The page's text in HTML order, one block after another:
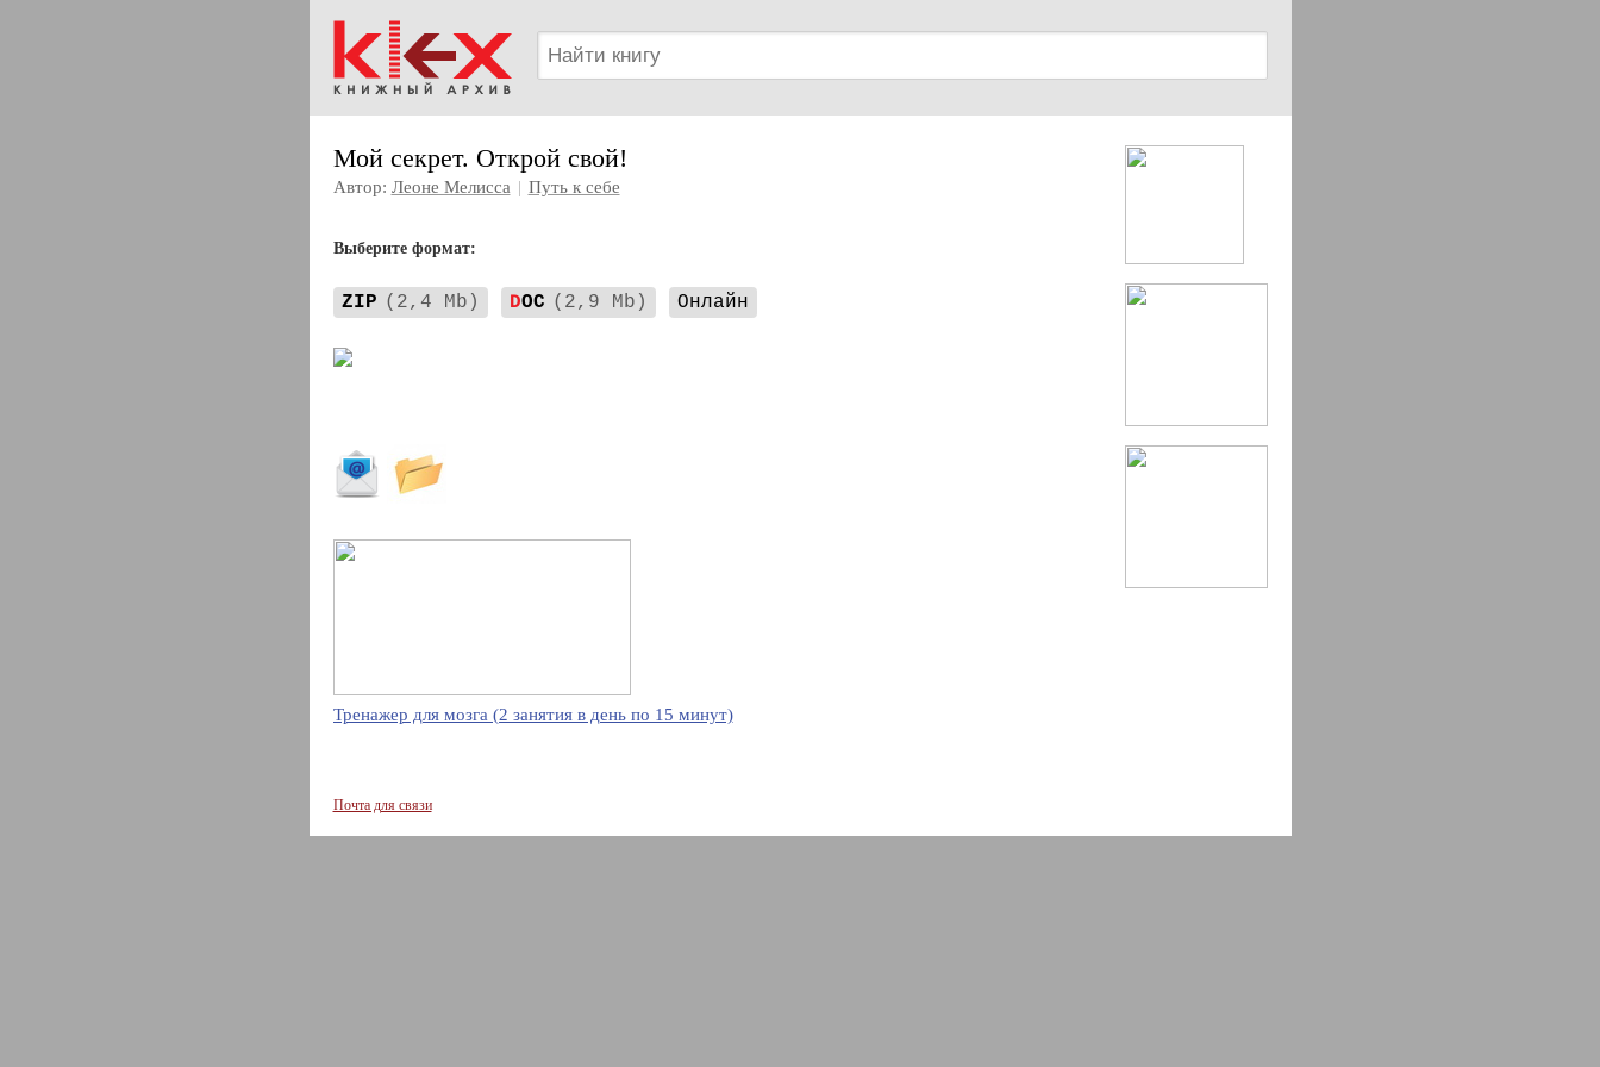
Мой секрет. Открой свой!
Автор: Леоне Мелисса | Путь к себе
Выберите формат:
ZIP (2,4 Mb) DOC (2,9 Mb) Онлайн
Тренажер для мозга (2 занятия в день по 15 минут)
Почта для связи